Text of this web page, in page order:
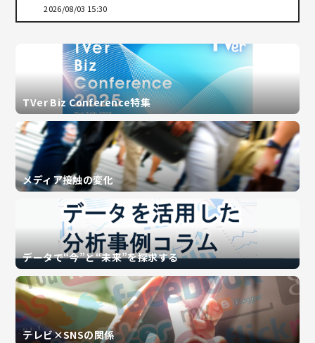
2026/08/03 15:30
TVer Biz Conference特集
メディア接触の変化
データで“今”と“未来”を探求する
テレビ×SNSの関係